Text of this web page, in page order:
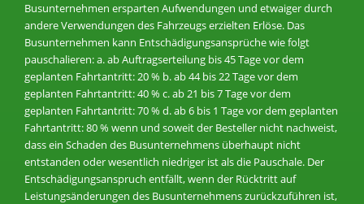
Busunternehmen ersparten Aufwendungen und etwaiger durch
andere Verwendungen des Fahrzeugs erzielten Erlöse. Das
Busunternehmen kann Entschädigungsansprüche wie folgt
pauschalieren: a. ab Auftragserteilung bis 45 Tage vor dem
geplanten Fahrtantritt: 20 % b. ab 44 bis 22 Tage vor dem
geplanten Fahrtantritt: 40 % c. ab 21 bis 7 Tage vor dem
geplanten Fahrtantritt: 70 % d. ab 6 bis 1 Tage vor dem geplanten
Fahrtantritt: 80 % wenn und soweit der Besteller nicht nachweist,
dass ein Schaden des Busunternehmens überhaupt nicht
entstanden oder wesentlich niedriger ist als die Pauschale. Der
Entschädigungsanspruch entfällt, wenn der Rücktritt auf
Leistungsänderungen des Busunternehmens zurückzuführen ist,